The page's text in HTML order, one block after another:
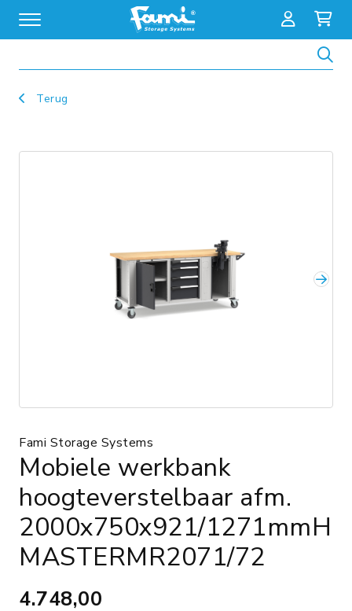
Terug
Fami Storage Systems
Mobiele werkbank
hoogteverstelbaar afm.
2000x750x921/1271mmH
MASTERMR2071/72
4.748,00